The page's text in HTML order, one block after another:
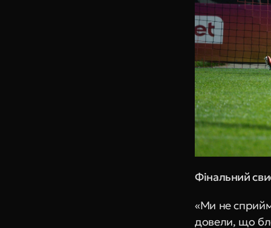
Фінальний
«Ми не
довели, що